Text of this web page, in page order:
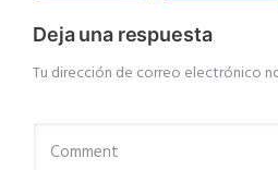
Deja una respuesta
Tu dirección de correo electrónico